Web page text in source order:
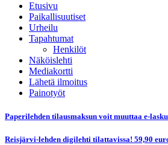
Etusivu
Paikallisuutiset
Urheilu
Tapahtumat
Henkilöt
Näköislehti
Mediakortti
Lähetä ilmoitus
Painotyöt
Paperilehden tilausmaksun voit muuttaa e-
Reisjärvi-lehden digilehti tilattavissa! 59,90